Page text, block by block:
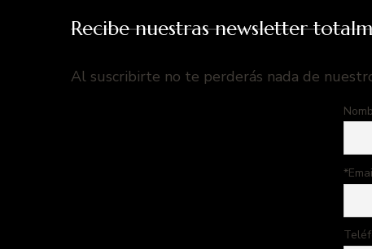
Recibe nuestras newsletter
Al suscribirte no te perderás nada de